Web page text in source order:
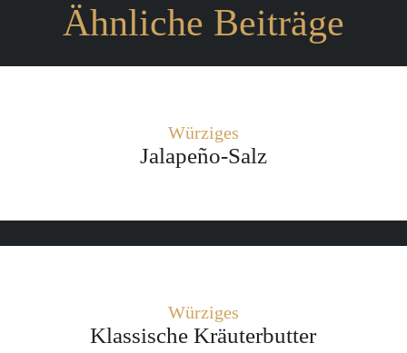
Ähnliche Beiträge
Würziges
Jalapeño-Salz
Würziges
Klassische Kräuterbutter